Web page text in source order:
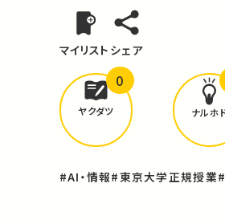
マイリスト シェア
どんな学びがあ
ヤクダツ
0
ナルホ
#AI・情報#東京大学正規授業